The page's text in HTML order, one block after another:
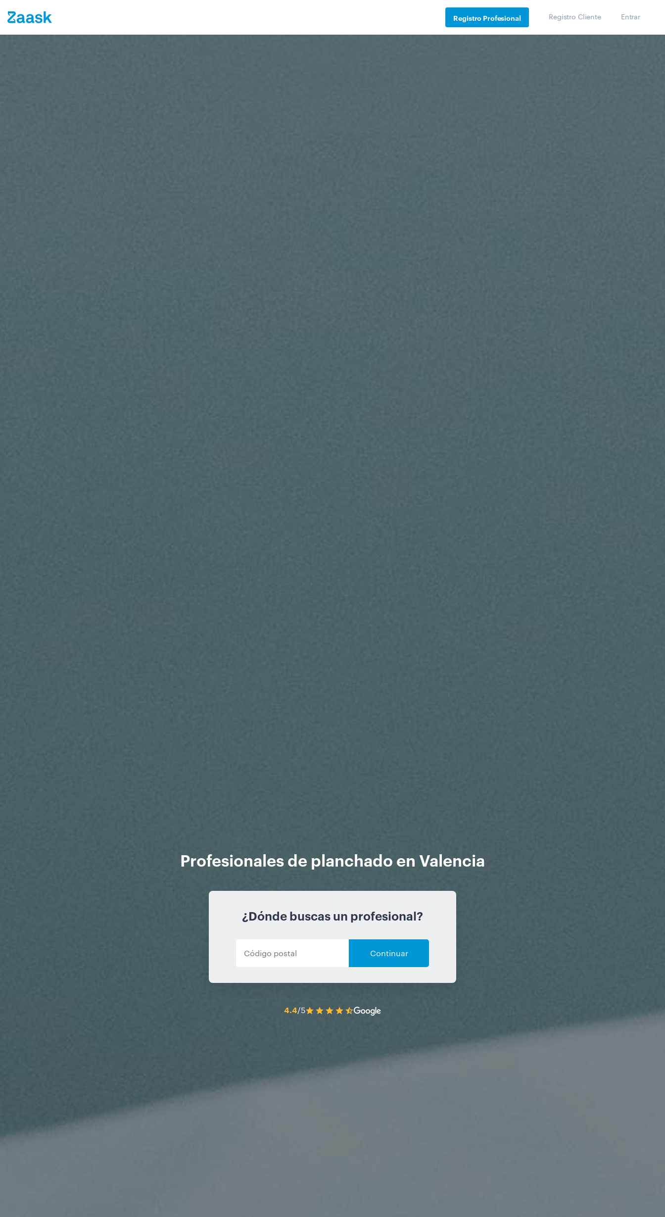
Registro Profesional Registro Cliente Entrar
Profesionales de planchado en Valencia
¿Dónde buscas un profesional?
Continuar
4.4/5